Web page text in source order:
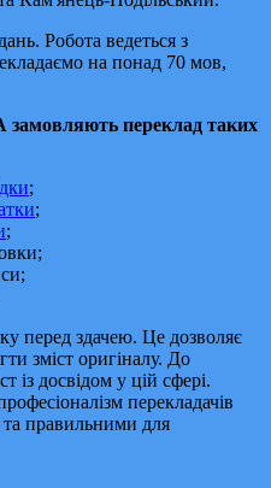
Робота ведеться з
на понад 70 мов,
переклад таких
;
;
;
перед здачею. Це дозволяє
зміст оригіналу. До
із досвідом у цій сфері.
перекладачів
та правильними для